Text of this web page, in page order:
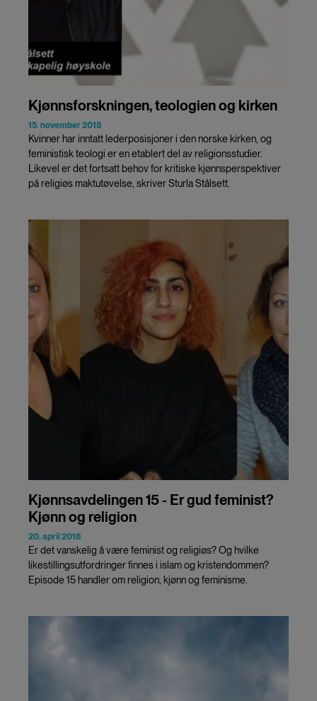
Kjønnsforskningen, teologien og kirken
15. november 2018
Kvinner har inntatt lederposisjoner i den norske kirken, og
feministisk teologi er en etablert del av religionsstudier.
Likevel er det fortsatt behov for kritiske kjønnsperspektiver
på religiøs maktutøvelse, skriver Sturla Stålsett.
Kjønnsavdelingen 15 - Er gud feminist?
Kjønn og religion
20. april 2018
Er det vanskelig å være feminist og religiøs? Og hvilke
likestillingsutfordringer finnes i islam og kristendommen?
Episode 15 handler om religion, kjønn og feminisme.